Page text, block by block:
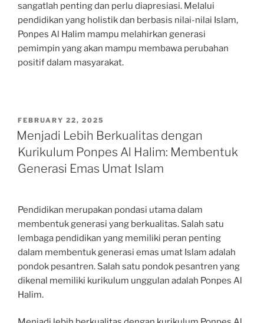
sangatlah penting dan perlu diapresiasi. Melalui
pendidikan yang holistik dan berbasis nilai-nilai Islam,
Ponpes Al Halim mampu melahirkan generasi
pemimpin yang akan mampu membawa perubahan
positif dalam masyarakat.
POSTED
ON
FEBRUARY 22, 2025
Menjadi Lebih Berkualitas dengan
Kurikulum Ponpes Al Halim: Membentuk
Generasi Emas Umat Islam
Pendidikan merupakan pondasi utama dalam
membentuk generasi yang berkualitas. Salah satu
lembaga pendidikan yang memiliki peran penting
dalam membentuk generasi emas umat Islam adalah
pondok pesantren. Salah satu pondok pesantren yang
dikenal memiliki kurikulum unggulan adalah Ponpes Al
Halim.